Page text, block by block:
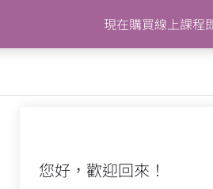
現在購買線上課程
您好，歡迎回來！